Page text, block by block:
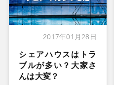
2017年01月28日
シェアハウスはトラ
ブルが多い？大家さ
んは大変？